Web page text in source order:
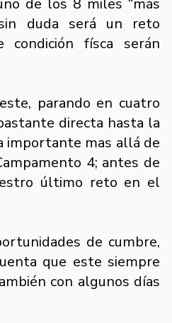
de los 8 miles “más
duda será un reto
físca serán
parando en cuatro
directa hasta la
importante mas allá de
4; antes de
último reto en el
de cumbre,
que este siempre
con algunos días